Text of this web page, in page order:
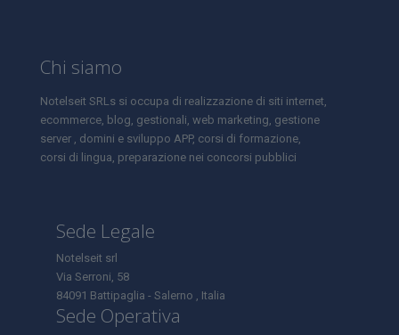
Chi siamo
Notelseit SRLs si occupa di realizzazione di siti internet,
ecommerce, blog, gestionali, web marketing, gestione
server , domini e sviluppo APP, corsi di formazione,
corsi di lingua, preparazione nei concorsi pubblici
Sede Legale
Notelseit srl
Via Serroni, 58
84091 Battipaglia - Salerno , Italia
Sede Operativa